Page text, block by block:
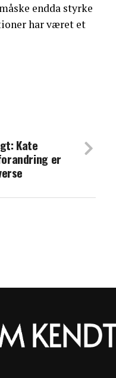
endda styrke
har været et
for stort
Kate
er